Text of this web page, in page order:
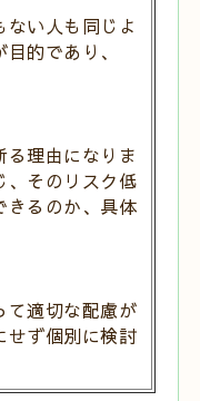
ない人も同じよ
目的であり、
る理由になりま
そのリスク低
きるのか、具体
て適切な配慮が
せず個別に検討